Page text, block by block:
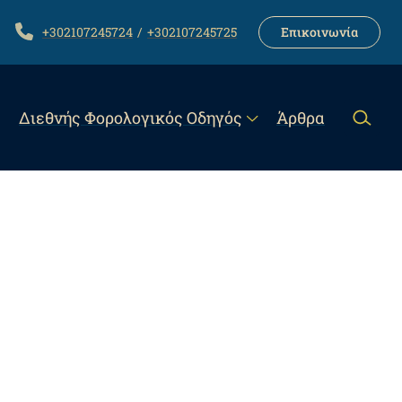
TELEPHONE
+302107245724 +302107245725 LINKΕπικοινωνία
Διεθνής Φορολογικός Οδηγός Άρθρα